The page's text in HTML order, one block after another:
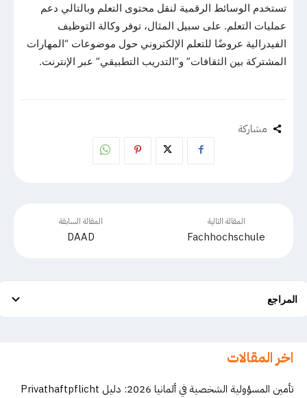
تستخدم الوسائط الرقمية لنقل محتوى التعلم وبالتالي دعم
عمليات التعلم. على سبيل المثال، توفر وكالة التوظيف
الفيدرالية عروضًا للتعلم الإلكتروني حول موضوعات “المهارات
المشتركة بين الثقافات” و”التدريب التطبيقي” عبر الإنترنت.
مشاركة
المقالة السابقة
DAAD
المقالة التالية
Fachhochschule
المراجع
اخر المقالات
تأمين المسؤولية الشخصية في ألمانيا 2026: دليل Privathaftpflicht